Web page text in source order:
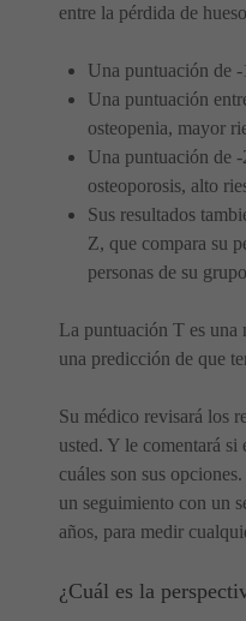
entre la pérdida de
Una puntuación de
Una puntuación
osteopenia, mayor
Una puntuación de
osteoporosis, alto
Sus resultados
Z, que compara su
personas de su
La puntuación T es una
una predicción de que
Su médico revisará los
usted. Y le comentará si
cuáles son sus
un seguimiento con un
años, para medir
¿Cuál es la